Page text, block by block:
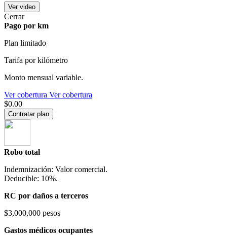
Ver video
Cerrar
Pago por km
Plan limitado
Tarifa por kilómetro
Monto mensual variable.
Ver cobertura Ver cobertura
$0.00
Contratar plan
Robo total
Indemnización: Valor comercial.
Deducible: 10%.
RC por daños a terceros
$3,000,000 pesos
Gastos médicos ocupantes